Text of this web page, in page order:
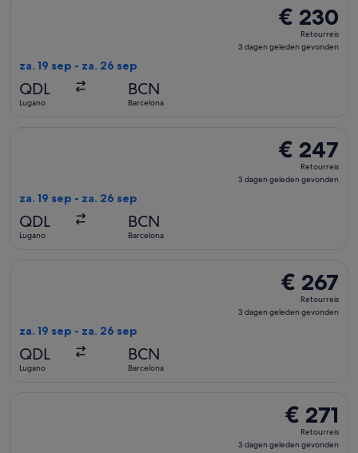
€ 230
Retourreis,
3
€ 230
Retourreis
3 dagen geleden gevonden
za. 19 sep - za. 26 sep
QDL
Lugano
BCN
Barcelona
€ 247
Retourreis,
3
€ 247
Retourreis
3 dagen geleden gevonden
za. 19 sep - za. 26 sep
QDL
Lugano
BCN
Barcelona
€ 267
Retourreis,
3
€ 267
Retourreis
3 dagen geleden gevonden
za. 19 sep - za. 26 sep
QDL
Lugano
BCN
Barcelona
€ 271
Retourreis,
3
€ 271
Retourreis
3 dagen geleden gevonden